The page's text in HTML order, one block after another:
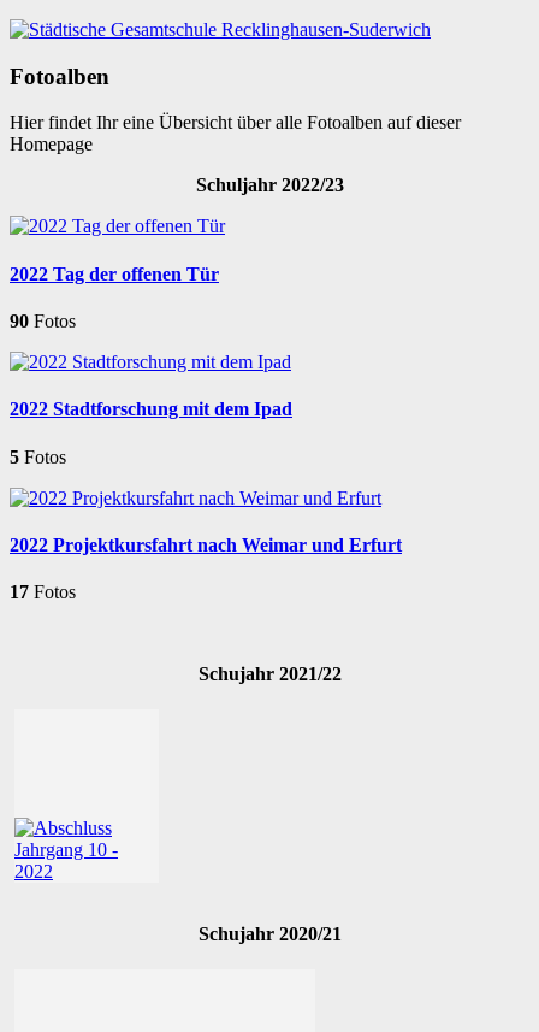
Fotoalben
Hier findet Ihr eine Übersicht über alle Fotoalben auf dieser
Homepage
Schuljahr 2022/23
2022 Tag der offenen Tür
90 Fotos
2022 Stadtforschung mit dem Ipad
5 Fotos
2022 Projektkursfahrt nach Weimar und Erfurt
17 Fotos
Schujahr 2021/22
Schujahr 2020/21